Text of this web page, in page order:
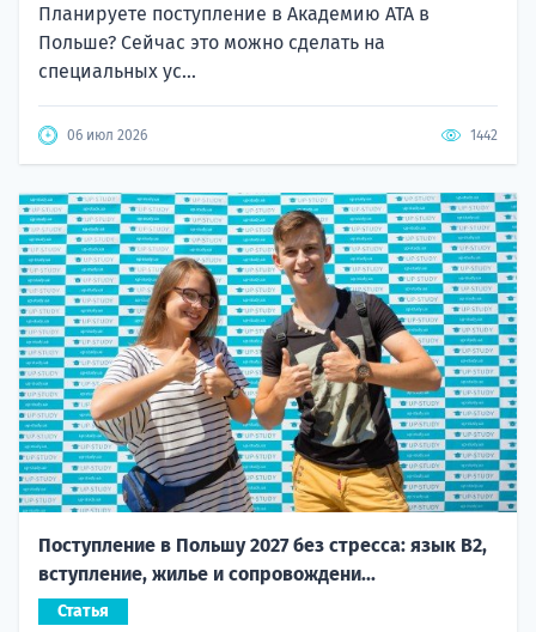
Планируете поступление в Академию ATA в
Польше? Сейчас это можно сделать на
специальных ус...
06 июл 2026 1442
Поступление в Польшу 2027 без стресса: язык B2,
вступление, жилье и сопровождени...
Статья